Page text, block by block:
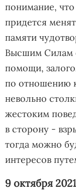
понимание,
придется
памяти
Высшим Силам
помощи,
по отношению
невольно
жестоким
в сторону -
тогда можно
интересов
9 октября